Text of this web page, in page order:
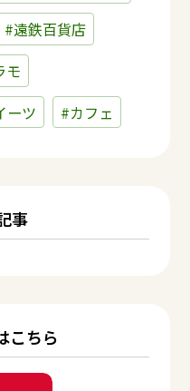
#遠鉄百貨店
モ
ーツ #カフェ
事
こちら